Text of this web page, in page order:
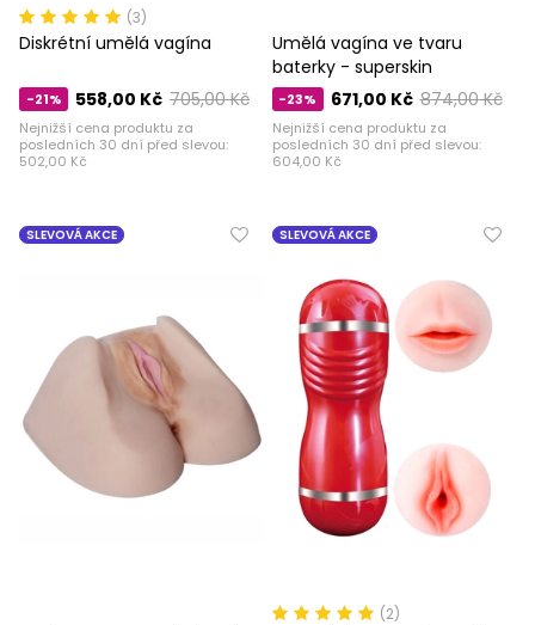
(3)
Diskrétní umělá vagína
-21% 705,00 Kč
558,00 Kč
Nejnižší cena produktu za
posledních 30 dní před slevou:
502,00 Kč
Umělá vagína ve tvaru
baterky - superskin
-23% 874,00 Kč
671,00 Kč
Nejnižší cena produktu za
posledních 30 dní před slevou:
604,00 Kč
SLEVOVÁ AKCE SLEVOVÁ AKCE
(2)